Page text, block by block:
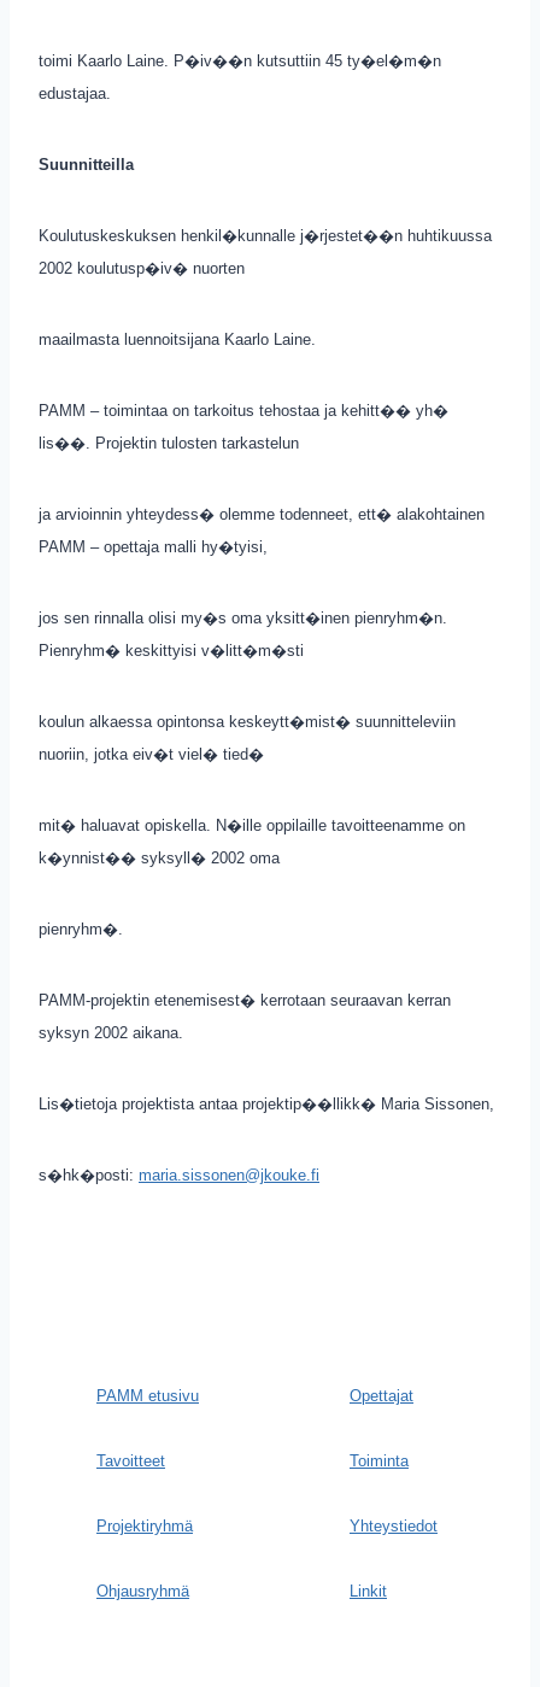
toimi Kaarlo Laine. P�iv��n kutsuttiin 45 ty�el�m�n
edustajaa.
Suunnitteilla
Koulutuskeskuksen henkil�kunnalle j�rjestet��n huhtikuussa
2002 koulutusp�iv� nuorten
maailmasta luennoitsijana Kaarlo Laine.
PAMM – toimintaa on tarkoitus tehostaa ja kehitt�� yh�
lis��. Projektin tulosten tarkastelun
ja arvioinnin yhteydess� olemme todenneet, ett� alakohtainen
PAMM – opettaja malli hy�tyisi,
jos sen rinnalla olisi my�s oma yksitt�inen pienryhm�n.
Pienryhm� keskittyisi v�litt�m�sti
koulun alkaessa opintonsa keskeytt�mist� suunnitteleviin
nuoriin, jotka eiv�t viel� tied�
mit� haluavat opiskella. N�ille oppilaille tavoitteenamme on
k�ynnist�� syksyll� 2002 oma
pienryhm�.
PAMM-projektin etenemisest� kerrotaan seuraavan kerran
syksyn 2002 aikana.
Lis�tietoja projektista antaa projektip��llikk� Maria Sissonen,
s�hk�posti: maria.sissonen@jkouke.fi
PAMM etusivu Opettajat
Tavoitteet Toiminta
Projektiryhmä Yhteystiedot
Ohjausryhmä Linkit